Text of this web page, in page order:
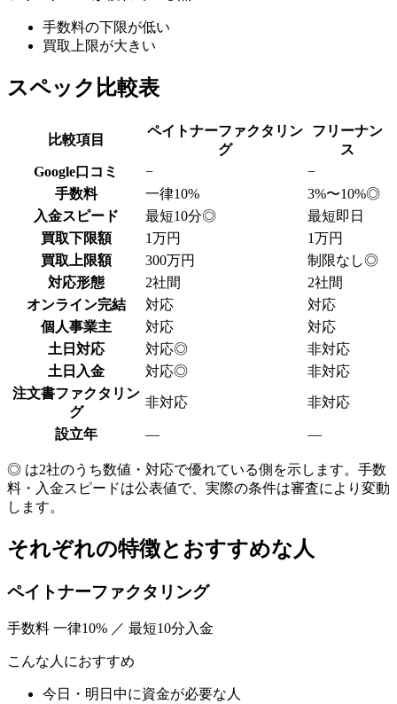
手数料の下限が低い
買取上限が大きい
スペック比較表
比較項目
ペイトナーファクタリン
グ
フリーナン
ス
Google口コミ
−
−
手数料
一律10% 3%〜10%◎
入金スピード
最短10分◎
最短即日
買取下限額
1万円
1万円
買取上限額
300万円 制限なし◎
対応形態
2社間
2社間
オンライン完結
対応
対応
個人事業主
対応
対応
土日対応
対応◎
非対応
土日入金
対応◎
非対応
注文書ファクタリン
グ
非対応 非対応
設立年 — —
◎ は2社のうち数値・対応で優れている側を示します。手数
料・入金スピードは公表値で、実際の条件は審査により変動
します。
それぞれの特徴とおすすめな人
ペイトナーファクタリング
手数料 一律10% ／ 最短10分入金
こんな人におすすめ
今日・明日中に資金が必要な人